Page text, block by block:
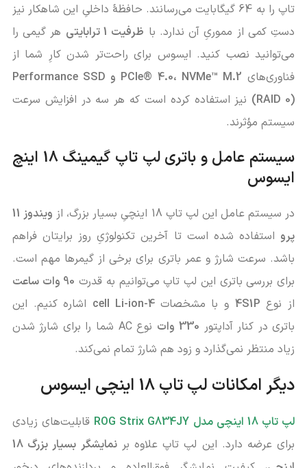
تاپ را به 64 گیگابایت می‌رسانند. حافظۀ داخلیِ این شاهکار نیز
دستِ کمی از مموریِ آن ندارد. با ظرفیت 1 ترابایتی
هر گیمی را
می‌توانید نصب کنید. ایسوس برای راحت‌تر شدن کارِ شما از
فناوری‌های
PCIe® 4.0، NVMe™ M.2 و Performance SSD
(RAID 0) نیز استفاده کرده است که هر سه در افزایش سرعت
سیستم مؤثرند.
سیستم عامل و باتری لپ تاپ گیمینگ 18 اینچ
ایسوس
در سیستم عامل این لپ تاپ 18 اینچیِ بسیار بزرگ، از
ویندوز 11
پرو استفاده شده است تا آخرین تکنولوژیِ روز برایتان فراهم
باشد. سرعت شارژ و عمر باتری برای برخی از گیمرها مهم است.
برای بررسی باتری این لپ تاپ می‌توانیم به قدرت 90 وات ساعت
از نوع 4S1P و با مشخصات 4-cell Li-ion
اشاره کنیم. این
باتری در کنار آداپتور 330 وات
نوع AC شما را برای شارژ شدن
زیاد منتظر نمی‌گذارد و زود هم شارژ تمام نمی‌کند.
دیگر امکانات لپ تاپ 18 اینچی ایسوس
لپ تاپ 18 اینچی مدل ROG Strix G834JY
قابلیت‌های زیادی
برای عرضه دارد. این لپ تاپ علاوه بر
نمایشگر بسیار بزرگ 18